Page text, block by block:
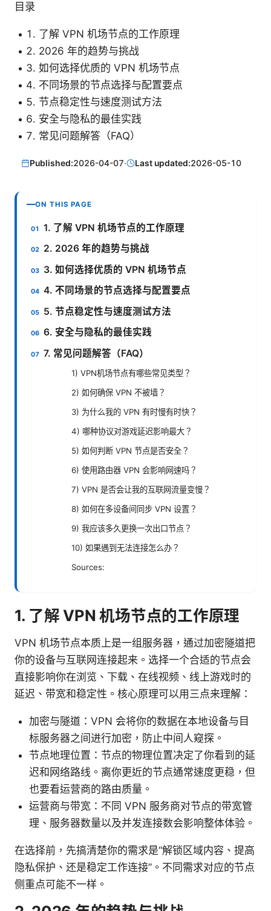
目录
了解 VPN 机场节点的工作原理
2026 年的趋势与挑战
如何选择优质的 VPN 机场节点
不同场景的节点选择与配置要点
节点稳定性与速度测试方法
安全与隐私的最佳实践
常见问题解答（FAQ）
Published:2026-04-07· Last updated:2026-05-10
ON THIS PAGE
1. 了解 VPN 机场节点的工作原理
2. 2026 年的趋势与挑战
3. 如何选择优质的 VPN 机场节点
4. 不同场景的节点选择与配置要点
5. 节点稳定性与速度测试方法
6. 安全与隐私的最佳实践
7. 常见问题解答（FAQ）
1) VPN机场节点有哪些常见类型？
2) 如何确保 VPN 不被墙？
3) 为什么我的 VPN 有时慢有时快？
4) 哪种协议对游戏延迟影响最大？
5) 如何判断 VPN 节点是否安全？
6) 使用路由器 VPN 会影响网速吗？
7) VPN 是否会让我的互联网流量变慢？
8) 如何在多设备间同步 VPN 设置？
9) 我应该多久更换一次出口节点？
10) 如果遇到无法连接怎么办？
Sources:
1. 了解 VPN 机场节点的工作原理
VPN 机场节点本质上是一组服务器，通过加密隧道把
你的设备与互联网连接起来。选择一个合适的节点会
直接影响你在浏览、下载、在线视频、线上游戏时的
延迟、带宽和稳定性。核心原理可以用三点来理解：
加密与隧道：VPN 会将你的数据在本地设备与目
标服务器之间进行加密，防止中间人窥探。
节点地理位置：节点的物理位置决定了你看到的延
迟和网络路线。离你更近的节点通常速度更稳，但
也要看运营商的路由质量。
运营商与带宽：不同 VPN 服务商对节点的带宽管
理、服务器数量以及并发连接数会影响整体体验。
在选择前，先搞清楚你的需求是“解锁区域内容、提高
隐私保护、还是稳定工作连接”。不同需求对应的节点
侧重点可能不一样。